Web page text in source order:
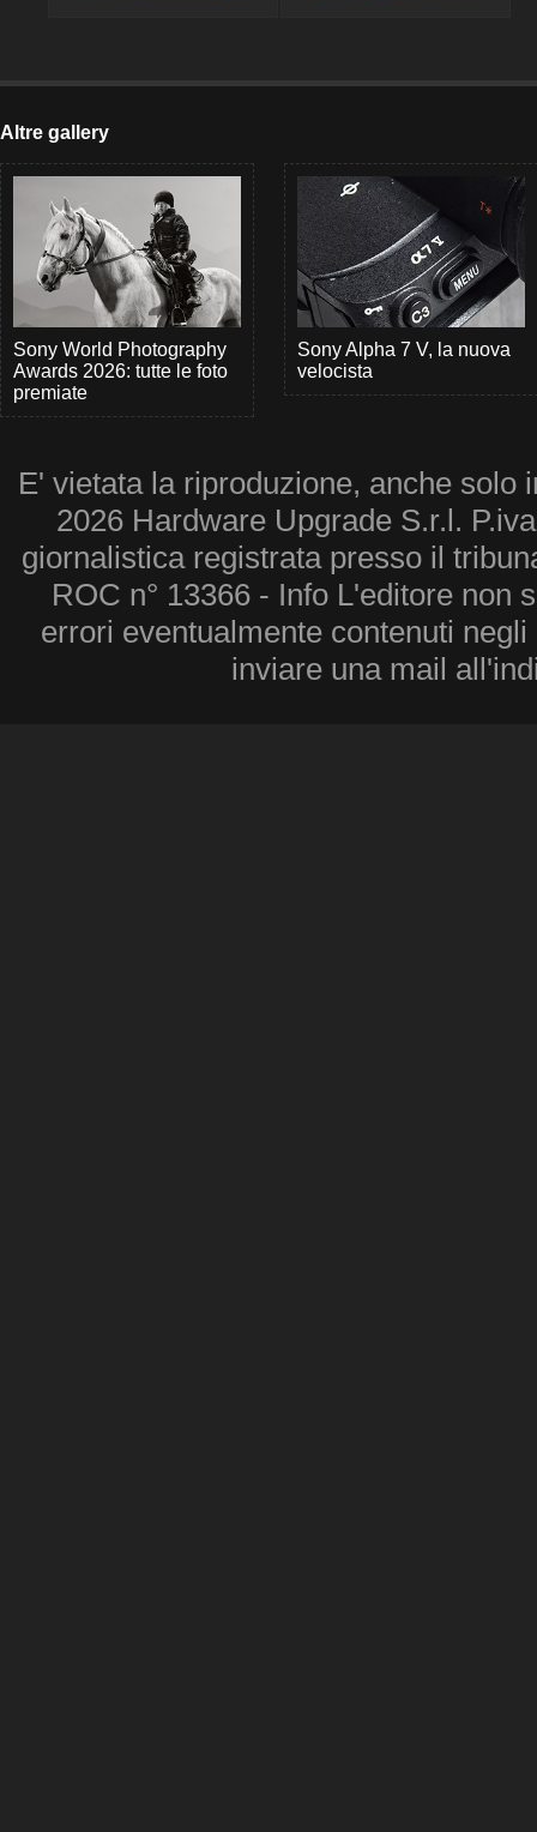
Altre gallery
Sony World Photography
Awards 2026: tutte le foto
premiate
Sony Alpha 7 V, la nuova
velocista
E' vietata la riproduzione, anche solo
2026 Hardware Upgrade S.r.l.
giornalistica registrata presso il
ROC n° 13366 - Info L'editore non
errori eventualmente contenuti
inviare una mail